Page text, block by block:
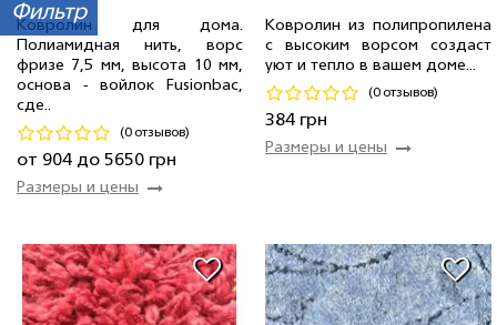
Фильтр
Ковролин для дома.
Полиамидная нить, ворс
фризе 7,5 мм, высота 10 мм,
основа - войлок Fusionbac,
сде..
(0 отзывов)
от 904 до 5650 грн
Размеры и цены
0.8 м 904 грн/мп
4.0 м 5 мп
4 520 грн/мп
5.0 м
3 мп 5 650 грн/мп
Купить
Ковролин из полипропилена
с высоким ворсом создаст
уют и тепло в вашем доме...
(0 отзывов)
384 грн
Размеры и цены
4.0 м 31 мп
960 грн/мп
1.6 м
4 мп 384 грн/мп
Купить